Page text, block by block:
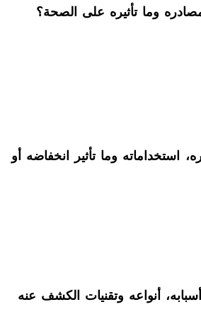
وما تأثيره على الصحة؟
استخداماته وما تأثير انخفاضه أو
أنواعه وتقنيات الكشف عنه